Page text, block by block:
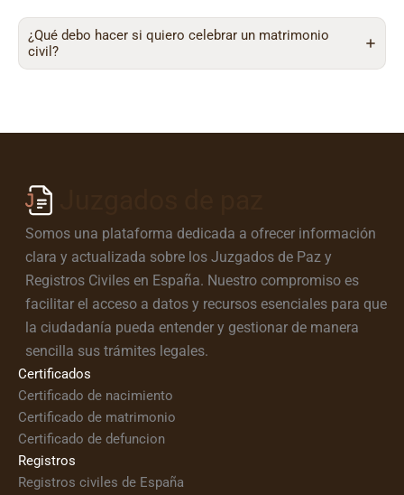
¿Qué debo hacer si quiero celebrar un matrimonio
civil?
Somos una plataforma dedicada a ofrecer información
clara y actualizada sobre los Juzgados de Paz y
Registros Civiles en España. Nuestro compromiso es
facilitar el acceso a datos y recursos esenciales para que
la ciudadanía pueda entender y gestionar de manera
sencilla sus trámites legales.
Certificados
Certificado de nacimiento
Certificado de matrimonio
Certificado de defuncion
Registros
Registros civiles de España